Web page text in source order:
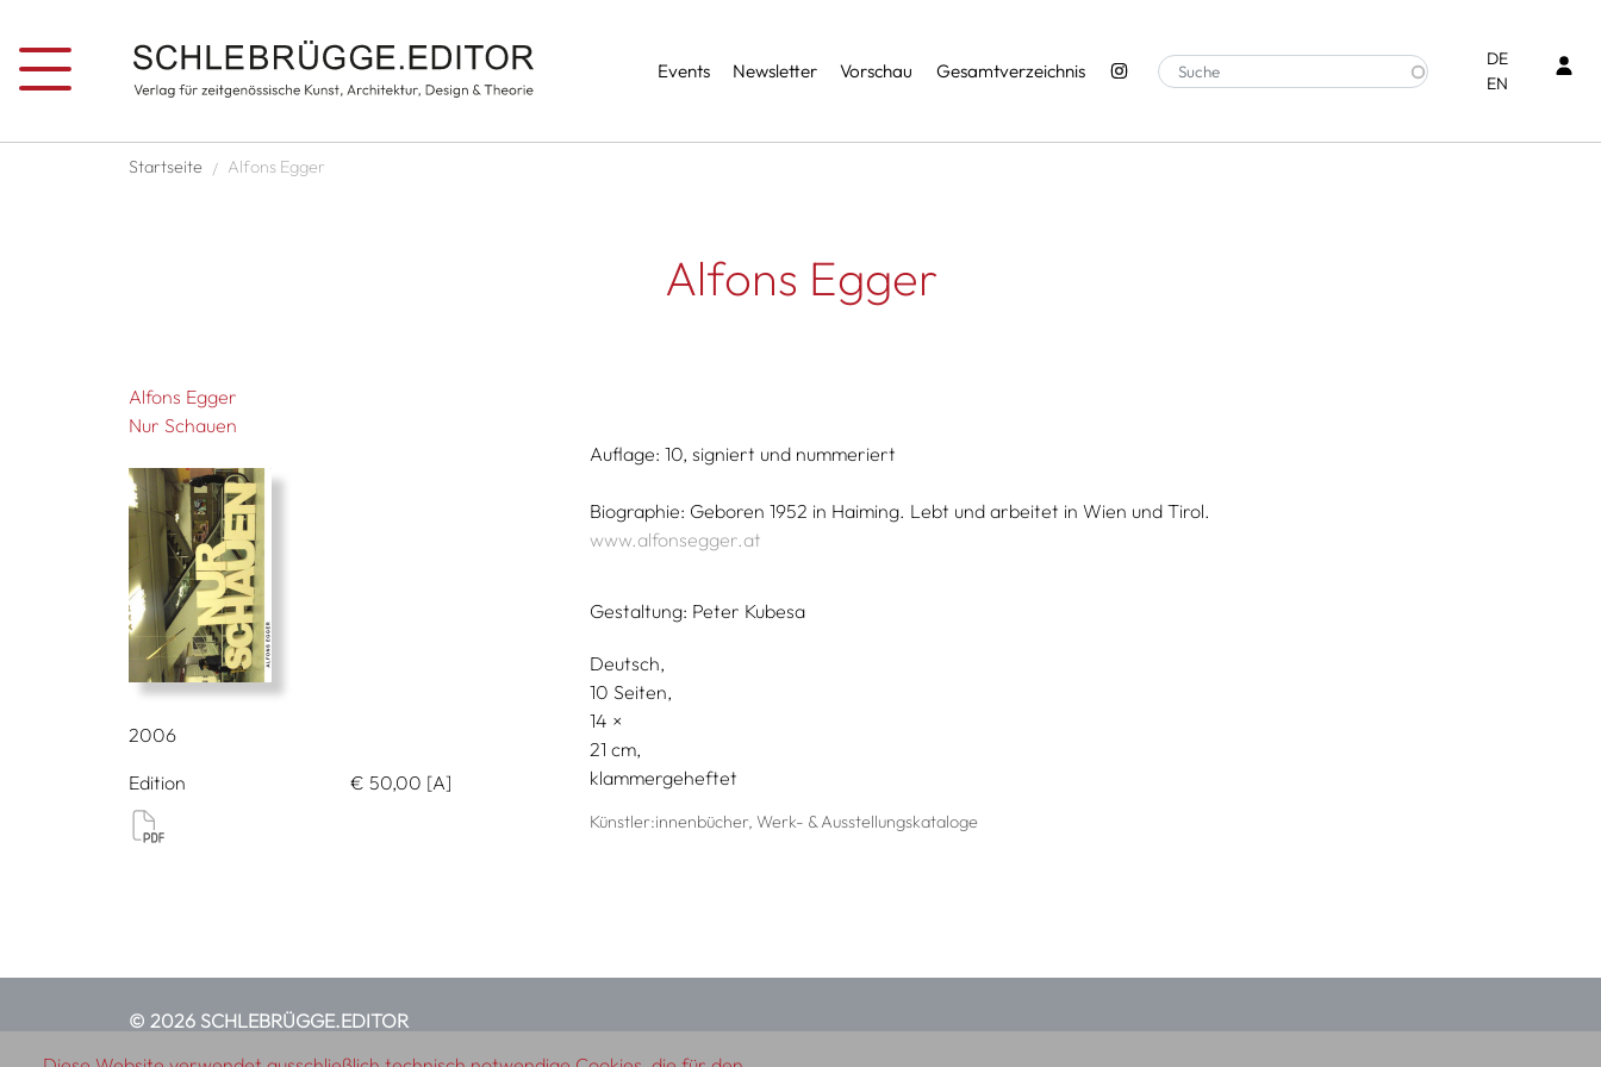
Services
Events Newsletter Vorschau Gesamtverzeichnis
DE
EN
Pfadnavigation
Startseite Alfons Egger
Alfons Egger
Alfons Egger
Nur Schauen
2006
Edition
€ 50,00 [A]
Auflage: 10, signiert und nummeriert
Biographie: Geboren 1952 in Haiming. Lebt und arbeitet in Wien und Tirol.
www.alfonsegger.at
Gestaltung: Peter Kubesa
Deutsch
10 Seiten,
14
21
klammergeheftet
Künstler:innenbücher, Werk- & Ausstellungskataloge
© 2026 SCHLEBRÜGGE.EDITOR